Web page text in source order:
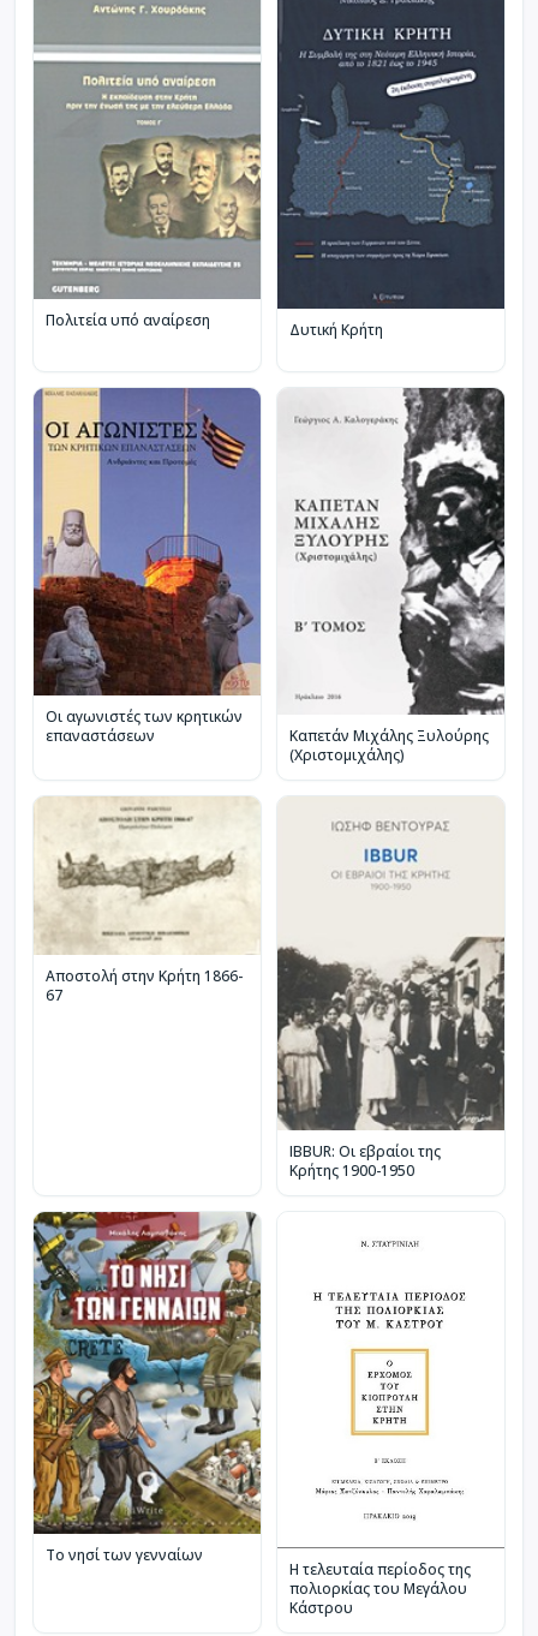
Πολιτεία υπό αναίρεση Δυτική Κρήτη
Οι αγωνιστές των κρητικών
επαναστάσεων
Καπετάν Μιχάλης Ξυλούρης
(Χριστομιχάλης)
Αποστολή στην Κρήτη 1866-
67
IBBUR: Οι εβραίοι της
Κρήτης 1900-1950
Το νησί των γενναίων
Η τελευταία περίοδος της
πολιορκίας του Μεγάλου
Κάστρου